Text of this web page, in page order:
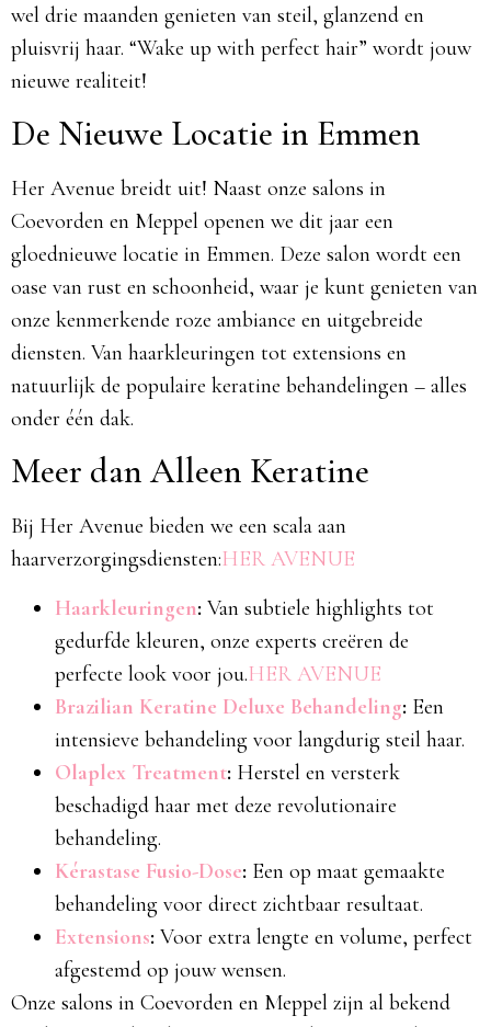
wel drie maanden genieten van steil, glanzend en
pluisvrij haar. “Wake up with perfect hair” wordt jouw
nieuwe realiteit!​
De Nieuwe Locatie in Emmen
Her Avenue breidt uit! Naast onze salons in
Coevorden en Meppel openen we dit jaar een
gloednieuwe locatie in Emmen. Deze salon wordt een
oase van rust en schoonheid, waar je kunt genieten van
onze kenmerkende roze ambiance en uitgebreide
diensten. Van haarkleuringen tot extensions en
natuurlijk de populaire keratine behandelingen – alles
onder één dak.​
Meer dan Alleen Keratine
Bij Her Avenue bieden we een scala aan
haarverzorgingsdiensten:​HER AVENUE
Haarkleuringen: Van subtiele highlights tot
gedurfde kleuren, onze experts creëren de
perfecte look voor jou.​HER AVENUE
Brazilian Keratine Deluxe Behandeling: Een
intensieve behandeling voor langdurig steil haar.​
Olaplex Treatment: Herstel en versterk
beschadigd haar met deze revolutionaire
behandeling.​
Kérastase Fusio-Dose: Een op maat gemaakte
behandeling voor direct zichtbaar resultaat.​
Extensions: Voor extra lengte en volume, perfect
afgestemd op jouw wensen.​
Onze salons in Coevorden en Meppel zijn al bekend